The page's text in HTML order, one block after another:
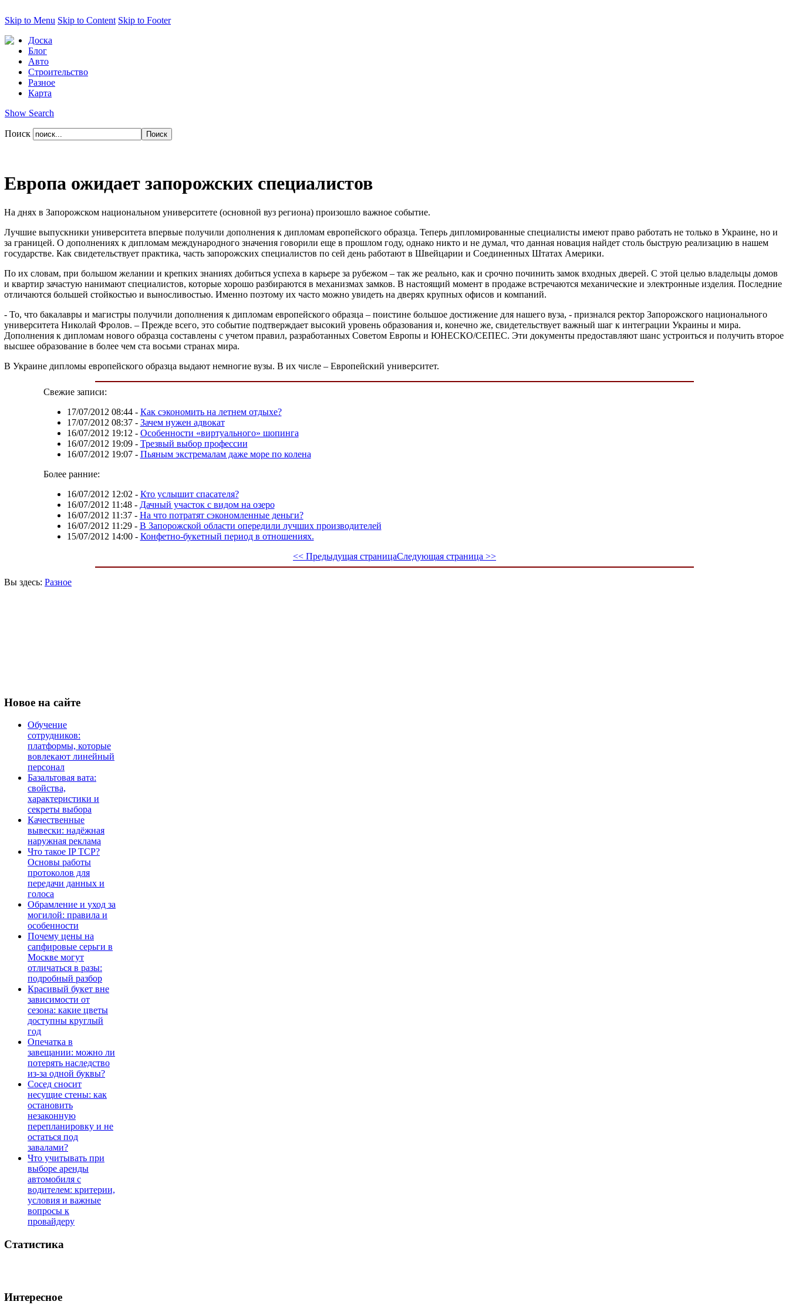
Skip to Menu Skip to Content Skip to Footer
Доска
Блог
Авто
Строительство
Разное
Карта
Show Search
Поиск
Европа ожидает запорожских специалистов
На днях в Запорожском национальном университете (основной вуз региона) произошло важное событие.
Лучшие выпускники университета впервые получили дополнения к дипломам европейского образца. Теперь дипломированные специалисты имеют право работать не только в Украине, но и
за границей. О дополнениях к дипломам международного значения говорили еще в прошлом году, однако никто и не думал, что данная новация найдет столь быструю реализацию в нашем
государстве. Как свидетельствует практика, часть запорожских специалистов по сей день работают в Швейцарии и Соединенных Штатах Америки.
По их словам, при большом желании и крепких знаниях добиться успеха в карьере за рубежом – так же реально, как и срочно починить замок входных дверей. С этой целью владельцы домов
и квартир зачастую нанимают специалистов, которые хорошо разбираются в механизмах замков. В настоящий момент в продаже встречаются механические и электронные изделия. Последние
отличаются большей стойкостью и выносливостью. Именно поэтому их часто можно увидеть на дверях крупных офисов и компаний.
- То, что бакалавры и магистры получили дополнения к дипломам европейского образца – поистине большое достижение для нашего вуза, - признался ректор Запорожского национального
университета Николай Фролов. – Прежде всего, это событие подтверждает высокий уровень образования и, конечно же, свидетельствует важный шаг к интеграции Украины и мира.
Дополнения к дипломам нового образца составлены с учетом правил, разработанных Советом Европы и ЮНЕСКО/СЕПЕС. Эти документы предоставляют шанс устроиться и получить второе
высшее образование в более чем ста восьми странах мира.
В Украине дипломы европейского образца выдают немногие вузы. В их числе – Европейский университет.
Свежие записи:
17/07/2012 08:44- Как сэкономить на летнем отдыхе?
17/07/2012 08:37- Зачем нужен адвокат
16/07/2012 19:12 - Особенности «виртуального» шопинга
16/07/2012 19:09- Трезвый выбор профессии
16/07/2012 19:07- Пьяным экстремалам даже море по колена
Более ранние:
16/07/2012 12:02 - Кто услышит спасателя?
16/07/2012 11:48- Дачный участок с видом на озеро
16/07/2012 11:37- На что потратят сэкономленные деньги?
16/07/2012 11:29- В Запорожской области опередили лучших производителей
15/07/2012 14:00- Конфетно-букетный период в отношениях.
<< Предыдущая страницаСледующая страница >>
Вы здесь: Разное
Новое на сайте
Обучение
сотрудников:
платформы, которые
вовлекают линейный
персонал
Базальтовая вата:
свойства,
характеристики и
секреты выбора
Качественные
вывески: надёжная
наружная реклама
Что такое IP TCP?
Основы работы
протоколов для
передачи данных и
голоса
Обрамление и уход за
могилой: правила и
особенности
Почему цены на
сапфировые серьги в
Москве могут
отличаться в разы:
подробный разбор
Красивый букет вне
зависимости от
сезона: какие цветы
доступны круглый
год
Опечатка в
завещании: можно ли
потерять наследство
из-за одной буквы?
Сосед сносит
несущие стены: как
остановить
незаконную
перепланировку и не
остаться под
завалами?
Что учитывать при
выборе аренды
автомобиля с
водителем: критерии,
условия и важные
вопросы к
провайдеру
Статистика
Интересное